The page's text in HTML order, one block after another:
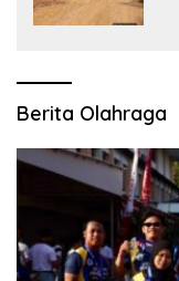
Berita Olahraga